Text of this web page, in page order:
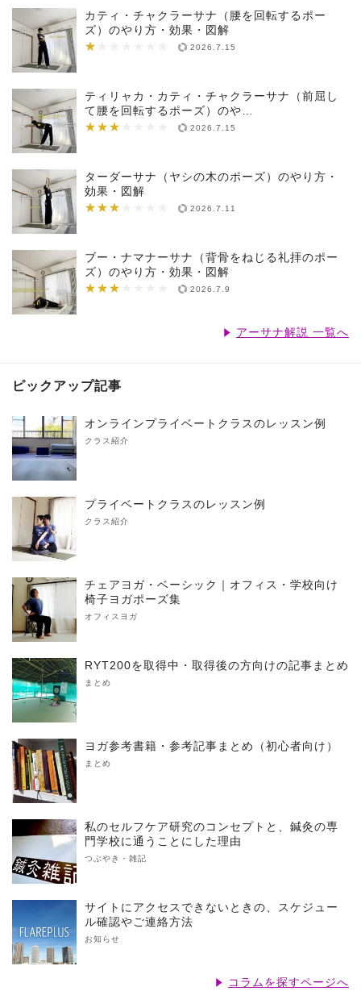
カティ・チャクラーサナ（腰を回転するポー
ズ）のやり方・効果・図解
★
★★★★★★★ 2026.7.15
ティリャカ・カティ・チャクラーサナ（前屈し
て腰を回転するポーズ）のや…
★★★
★★★★★★★ 2026.7.15
ターダーサナ（ヤシの木のポーズ）のやり方・
効果・図解
★★★
★★★★★★★ 2026.7.11
ブー・ナマナーサナ（背骨をねじる礼拝のポー
ズ）のやり方・効果・図解
★★★
★★★★★★★ 2026.7.9
アーサナ解説 一覧へ
ピックアップ記事
オンラインプライベートクラスのレッスン例
クラス紹介
プライベートクラスのレッスン例
クラス紹介
チェアヨガ・ベーシック｜オフィス・学校向け
椅子ヨガポーズ集
オフィスヨガ
RYT200を取得中・取得後の方向けの記事まとめ
まとめ
ヨガ参考書籍・参考記事まとめ（初心者向け）
まとめ
私のセルフケア研究のコンセプトと、鍼灸の専
門学校に通うことにした理由
つぶやき・雑記
サイトにアクセスできないときの、スケジュー
ル確認やご連絡方法
お知らせ
コラムを探すページへ